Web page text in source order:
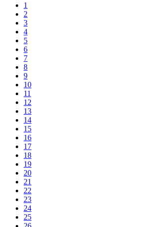
1
2
3
4
5
6
7
8
9
10
11
12
13
14
15
16
17
18
19
20
21
22
23
24
25